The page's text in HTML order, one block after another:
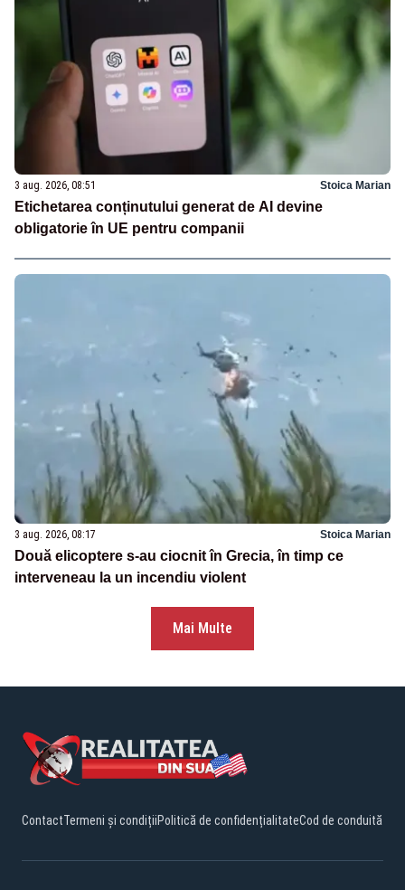
3 aug. 2026, 08:51 Stoica Marian
Etichetarea conținutului generat de AI devine
obligatorie în UE pentru companii
3 aug. 2026, 08:17 Stoica Marian
Două elicoptere s-au ciocnit în Grecia, în timp ce
interveneau la un incendiu violent
Mai Multe
ContactTermeni și condițiiPolitică de confidențialitateCod de conduită